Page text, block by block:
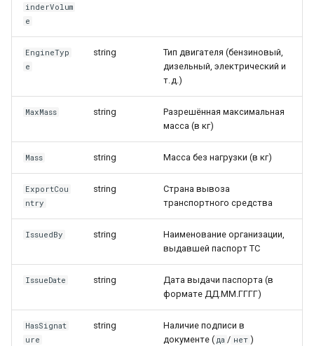
inderVolum
e
EngineTyp
e
string
Тип двигателя (бензиновый,
дизельный, электрический и
т. д.)
MaxMass string
Разрешённая максимальная
масса (в кг)
Mass string Масса без нагрузки (в кг)
ExportCou
ntry
string
Страна вывоза
транспортного средства
IssuedBy string
Наименование организации,
выдавшей паспорт ТС
IssueDate string
Дата выдачи паспорта (в
формате ДД.ММ.ГГГГ)
HasSignat
ure
string
Наличие подписи в
документе ( да / нет )